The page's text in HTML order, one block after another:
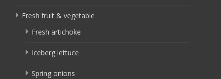
Fresh fruit & vegetable
Fresh artichoke
Iceberg lettuce
Spring onions